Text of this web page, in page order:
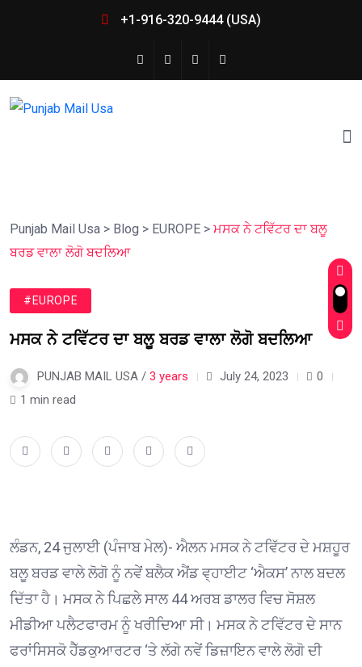
+1-916-320-9444 (USA)
Punjab Mail Usa > Blog > EUROPE > ਮਸਕ ਨੇ ਟਵਿੱਟਰ ਦਾ ਬਲੂ
ਬਰਡ ਵਾਲਾ ਲੋਗੋ ਬਦਲਿਆ
#EUROPE
ਮਸਕ ਨੇ ਟਵਿੱਟਰ ਦਾ ਬਲੂ ਬਰਡ ਵਾਲਾ ਲੋਗੋ ਬਦਲਿਆ
PUNJAB MAIL USA / 3 years July 24, 2023
0
1 min read
ਲੰਡਨ, 24 ਜੁਲਾਈ (ਪੰਜਾਬ ਮੇਲ)- ਐਲਨ ਮਸਕ ਨੇ ਟਵਿੱਟਰ ਦੇ ਮਸ਼ਹੂਰ
ਬਲੂ ਬਰਡ ਵਾਲੇ ਲੋਗੋ ਨੂੰ ਨਵੇਂ ਬਲੈਕ ਐਂਡ ਵ੍ਹਾਈਟ ‘ਐਕਸ’ ਨਾਲ ਬਦਲ
ਦਿੱਤਾ ਹੈ। ਮਸਕ ਨੇ ਪਿਛਲੇ ਸਾਲ 44 ਅਰਬ ਡਾਲਰ ਵਿਚ ਸੋਸ਼ਲ
ਮੀਡੀਆ ਪਲੈਟਫਾਰਮ ਨੂੰ ਖਰੀਦਿਆ ਸੀ। ਮਸਕ ਨੇ ਟਵਿੱਟਰ ਦੇ ਸਾਨ
ਫਰਾਂਸਿਸਕੋ ਹੈੱਡਕੁਆਰਟਰ ‘ਤੇ ਲੱਗੇ ਨਵੇਂ ਡਿਜ਼ਾਇਨ ਵਾਲੇ ਲੋਗੋ ਦੀ